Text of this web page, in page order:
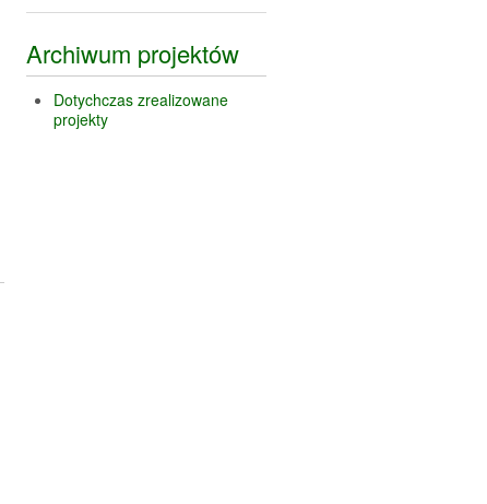
Archiwum projektów
Dotychczas zrealizowane
projekty